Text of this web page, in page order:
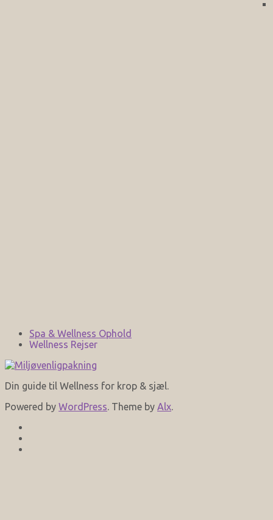
Spa & Wellness Ophold
Wellness Rejser
Din guide til Wellness for krop & sjæl.
Powered by WordPress. Theme by Alx.